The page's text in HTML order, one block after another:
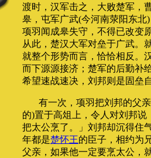
渡时，汉军击之，大败楚军，
皋，屯军广武(今河南荥阳东北
项羽闻成皋失守，不得已改变
从此，楚汉大军对垒于广武。
就整个形势而言，恰恰相反。
而下源源接济；楚军的后勤补
希望速战速决，刘邦则是固垒
有一次，项羽把刘邦的父
的)置于高俎上，令人对刘邦
把太公烹了。」刘邦却沉得住
年都是楚怀王的臣子，相约为
父亲，如果他一定要烹太公，